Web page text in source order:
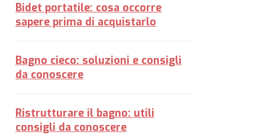
Bidet portatile: cosa occorre
sapere prima di acquistarlo
Bagno cieco: soluzioni e consigli
da conoscere
Ristrutturare il bagno: utili
consigli da conoscere